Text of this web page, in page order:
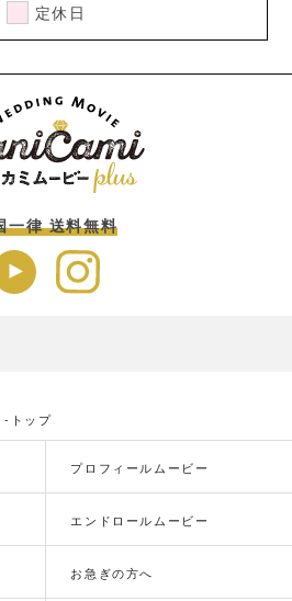
定休日
一律 送料無料
-トップ
プロフィールムービー
エンドロールムービー
お急ぎの方へ